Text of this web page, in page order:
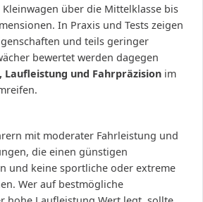
über die Mittelklasse bis
In Praxis und Tests zeigen
und teils geringer
bewertet werden dagegen
Laufleistung und Fahrpräzision im
mit moderater Fahrleistung und
die einen günstigen
und keine sportliche oder extreme
Wer auf bestmögliche